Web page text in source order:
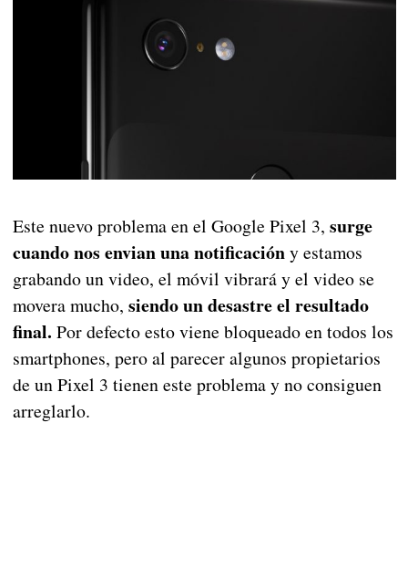
Este nuevo problema en el Google Pixel 3, surge
cuando nos envian una notificacióny estamos
grabando un video, el móvil vibrará y el video se
movera mucho, siendo un desastre el resultado
final. Por defecto esto viene bloqueado en todos los
smartphones, pero al parecer algunos propietarios
de un Pixel 3 tienen este problema y no consiguen
arreglarlo.